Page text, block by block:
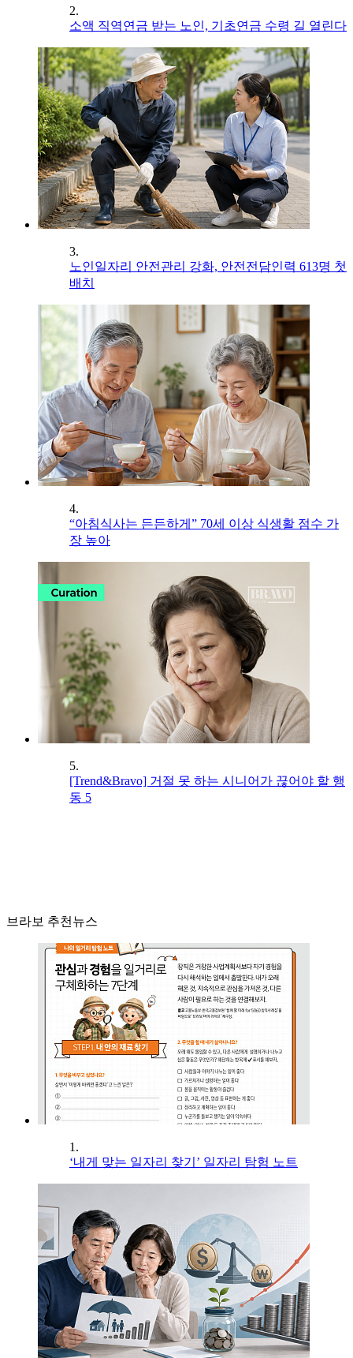
2.
소액 직역연금 받는 노인, 기초연금 수령 길 열린다
3.
노인일자리 안전관리 강화, 안전전담인력 613명 첫
배치
4.
“아침식사는 든든하게” 70세 이상 식생활 점수 가
장 높아
5.
[Trend&Bravo] 거절 못 하는 시니어가 끊어야 할 행
동 5
브라보 추천뉴스
1.
‘내게 맞는 일자리 찾기’ 일자리 탐험 노트